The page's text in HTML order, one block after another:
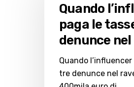
paga
tasse:
denunce
Quando
paga le
denunce
Quando
tre denunce nel